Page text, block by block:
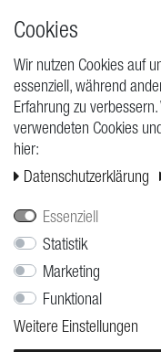
Cookies
Wir nutzen Cookies auf
essenziell, während
Erfahrung zu
verwendeten Cookies
hier:
Daten­schutz­erklärung
Essenziell
Statistik
Marketing
Funktional
Weitere Einstellungen